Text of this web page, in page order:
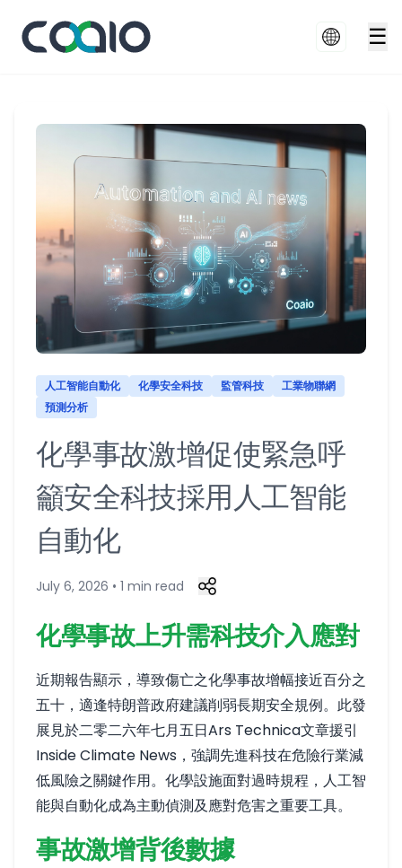
☰
人工智能自動化 化學安全科技 監管科技
工業物聯網
預測分析
化學事故激增促使緊急呼
籲安全科技採用人工智能
自動化
July 6, 2026 • 1 min read
化學事故上升需科技介入應對
近期報告顯示，導致傷亡之化學事故增幅接近百分之
五十，適逢特朗普政府建議削弱長期安全規例。此發
展見於二零二六年七月五日Ars Technica文章援引
Inside Climate News，強調先進科技在危險行業減
低風險之關鍵作用。化學設施面對過時規程，人工智
能與自動化成為主動偵測及應對危害之重要工具。
事故激增背後數據